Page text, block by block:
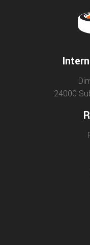
24000